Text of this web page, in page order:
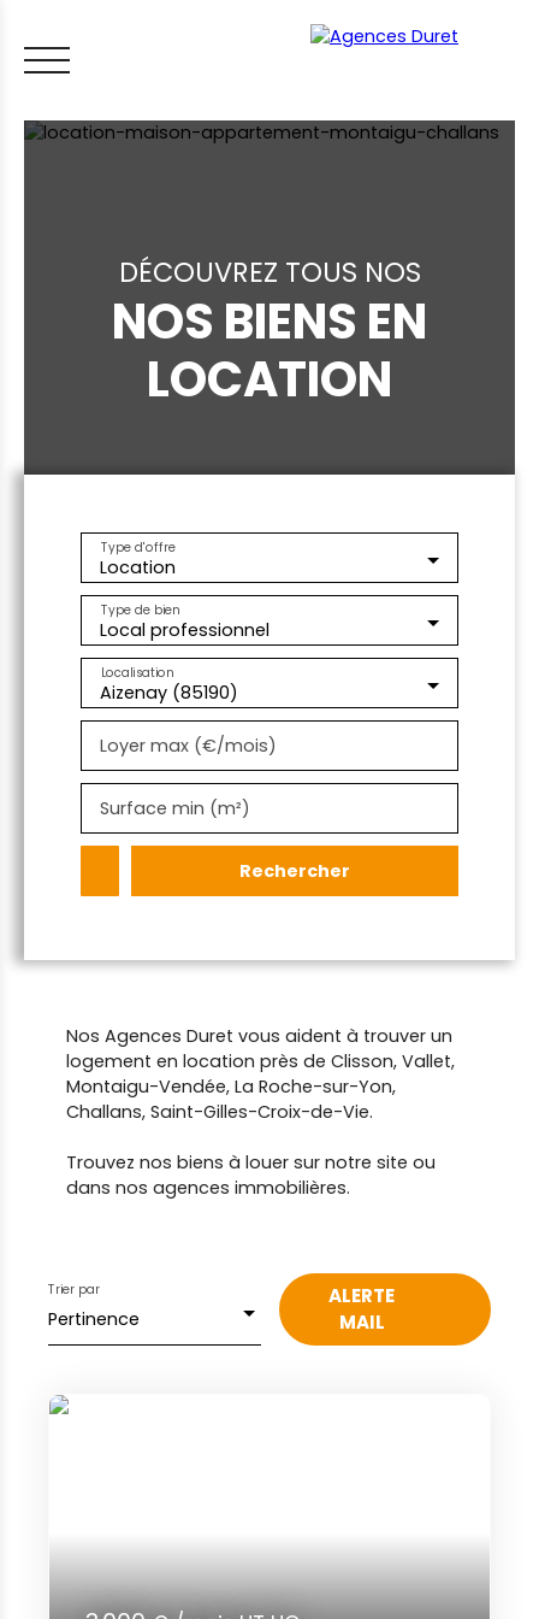
ACHETER VENDRE LOUER FAIRE GÉRER
DÉCOUVREZ TOUS NOS
NOS BIENS EN
LOCATION
Location
Type d'offre
Local professionnel
Type de bien
Aizenay (85190)
Localisation
Loyer max (€/mois)
Surface min (m²)
Rechercher
Nos Agences Duret vous aident à trouver un
logement en location près de Clisson, Vallet,
Montaigu-Vendée, La Roche-sur-Yon,
Challans, Saint-Gilles-Croix-de-Vie.
Trouvez nos biens à louer sur notre site ou
dans nos agences immobilières.
Pertinence
Trier par
ALERTE
MAIL